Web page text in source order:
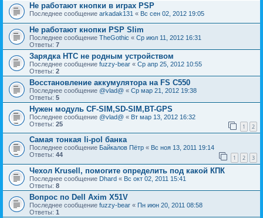
Не работают кнопки в играх PSP
Последнее сообщение arkadak131 « Вс сен 02, 2012 19:05
Не работают кнопки PSP Slim
Последнее сообщение TheGothic « Ср июл 11, 2012 16:31
Ответы: 7
Зарядка HTC не родным устройством
Последнее сообщение fuzzy-bear « Ср апр 25, 2012 10:55
Ответы: 2
Восстановление аккумулятора на FS C550
Последнее сообщение @vlad@ « Ср мар 21, 2012 19:38
Ответы: 5
Нужен модуль CF-SIM,SD-SIM,BT-GPS
Последнее сообщение @vlad@ « Вт мар 13, 2012 16:32
Ответы: 25 1 2
Самая тонкая li-pol банка
Последнее сообщение Байкалов Пётр « Вс ноя 13, 2011 19:14
Ответы: 44 1 2 3
Чехол Krusell, помогите определить под какой КПК
Последнее сообщение Dhard « Вс окт 02, 2011 15:41
Ответы: 8
Вопрос по Dell Axim X51V
Последнее сообщение fuzzy-bear « Пн июн 20, 2011 08:58
Ответы: 1